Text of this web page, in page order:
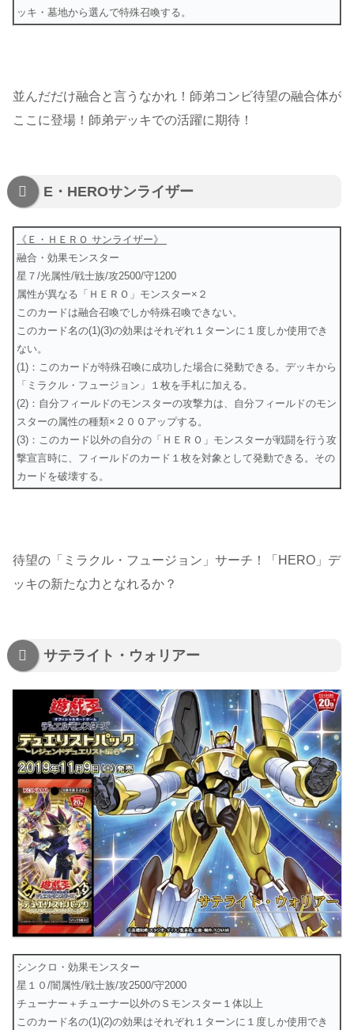
ッキ・墓地から選んで特殊召喚する。
並んだだけ融合と言うなかれ！師弟コンビ待望の融合体が
ここに登場！師弟デッキでの活躍に期待！
E・HEROサンライザー
《Ｅ・ＨＥＲＯ サンライザー》
融合・効果モンスター
星７/光属性/戦士族/攻2500/守1200
属性が異なる「ＨＥＲＯ」モンスター×２
このカードは融合召喚でしか特殊召喚できない。
このカード名の(1)(3)の効果はそれぞれ１ターンに１度しか使用でき
ない。
(1)：このカードが特殊召喚に成功した場合に発動できる。デッキから
「ミラクル・フュージョン」１枚を手札に加える。
(2)：自分フィールドのモンスターの攻撃力は、自分フィールドのモン
スターの属性の種類×２００アップする。
(3)：このカード以外の自分の「ＨＥＲＯ」モンスターが戦闘を行う攻
撃宣言時に、フィールドのカード１枚を対象として発動できる。その
カードを破壊する。
待望の「ミラクル・フュージョン」サーチ！「HERO」デ
ッキの新たな力となれるか？
サテライト・ウォリアー
シンクロ・効果モンスター
星１０/闇属性/戦士族/攻2500/守2000
チューナー＋チューナー以外のＳモンスター１体以上
このカード名の(1)(2)の効果はそれぞれ１ターンに１度しか使用でき